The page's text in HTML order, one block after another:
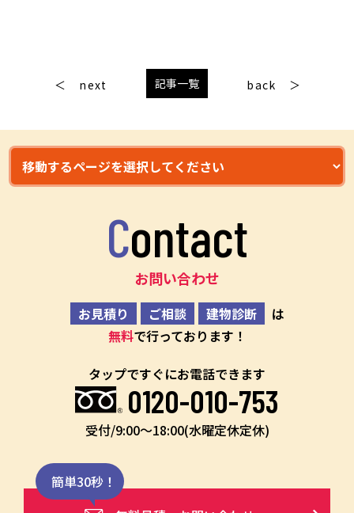
next 記事一覧 back
Contact
お問い合わせ
お見積り ご相談 建物診断
は
無料で行っております！
タップですぐにお電話できます
0120-010-753
受付/9:00〜18:00(水曜定休定休)
簡単30秒！